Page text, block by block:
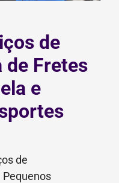
de
de Fretes
e
de
Pequenos